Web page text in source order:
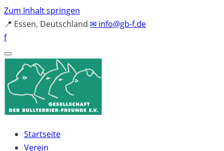
Zum Inhalt springen
📍 Essen, Deutschland ✉ info@gb-f.de
f
Startseite
Verein